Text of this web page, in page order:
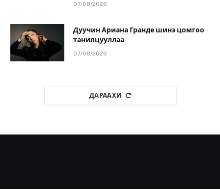
07/08/2026
Дуучин Ариана Гранде шинэ цомгоо
танилцууллаа
07/08/2026
ДАРААХИ